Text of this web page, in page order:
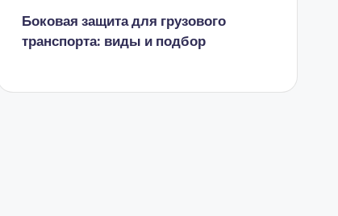
Боковая защита для грузового
транспорта: виды и подбор